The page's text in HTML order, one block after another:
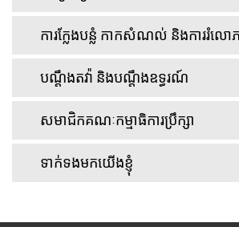
ការក្លែងបន្លំ កាកសំណល់ និងការរំលោ
បណ្តឹងតវ៉ា និងបណ្តឹងឧទ្ធរណ៍
សមាជិកគណៈកម្មាធិការប្រឹក្សា
ទាក់ទងមកយើងខ្ញុំ